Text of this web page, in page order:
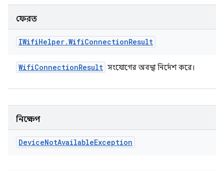
ফেরত
IWifiHelper.WifiConnectionResult
WifiConnectionResult সংযোগের অবস্থা নির্দেশ করে।
নিক্ষেপ
DeviceNotAvailableException